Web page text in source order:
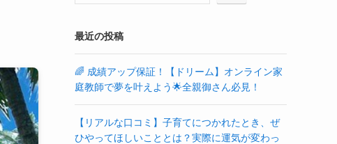
最近の投稿
🌈 成績アップ保証！【ドリーム】オンライン家
庭教師で夢を叶えよう🌟全親御さん必見！
【リアルな口コミ】子育てにつかれたとき、ぜ
ひやってほしいこととは？実際に運気が変わっ